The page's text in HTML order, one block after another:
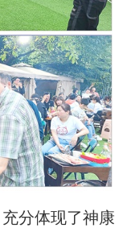
分体现了神康